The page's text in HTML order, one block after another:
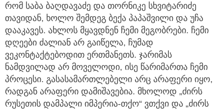
რომ საბა ბაღდავაძე და თორნიკე სხვიტარიძე
თავიდან, ხოლო შემდეგ ბექა პაპაშვილი და უჩა
დააკავეს. ახლოს მყავდნენ ჩემი მეგობრები. ჩემი
დღეები ძალიან არ გაიწელა, ჩუმად
ვეკონტაქტებოდით ერთმანეთს. ჯარიმას
ნამდვილად არ მოველოდი, ისე წარიმართა ჩემი
პროცესი. გასასამართლებელი არც არაფერი იყო,
რადგან არაფერი დამიშავებია. მხოლოდ „ძირს
რუსეთის დამპალი იმპერია-თქო“ ვთქვი და „ძირს